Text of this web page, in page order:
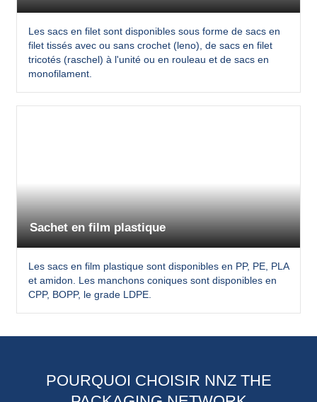
Les sacs en filet sont disponibles sous forme de sacs en
filet tissés avec ou sans crochet (leno), de sacs en filet
tricotés (raschel) à l'unité ou en rouleau et de sacs en
monofilament.
Sachet en film plastique
Les sacs en film plastique sont disponibles en PP, PE, PLA
et amidon. Les manchons coniques sont disponibles en
CPP, BOPP, le grade LDPE.
POURQUOI CHOISIR NNZ THE